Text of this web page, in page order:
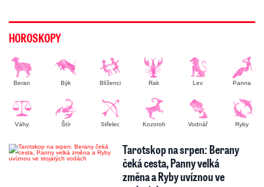
HOROSKOPY
Beran Býk Blíženci Rak Lev Panna
Váhy Štír Střelec Kozoroh Vodnář Ryby
Tarotskop na srpen: Berany
čeká cesta, Panny velká
změna a Ryby uvíznou ve